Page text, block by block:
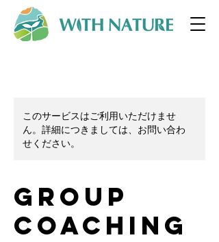
このサービスはご利用いただけませ
ん。詳細につきましては、お問い合わ
せください。
Group
Coaching